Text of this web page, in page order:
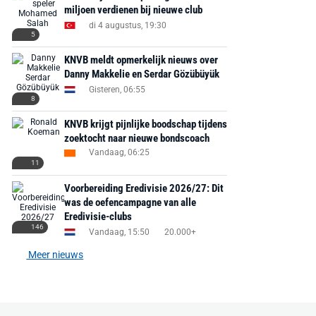
5
miljoen verdienen bij nieuwe club
di 4 augustus, 19:30
8
KNVB meldt opmerkelijk nieuws over
Danny Makkelie en Serdar Gözübüyük
Gisteren, 06:55
11
KNVB krijgt pijnlijke boodschap tijdens
zoektocht naar nieuwe bondscoach
Vandaag, 06:25
146
Voorbereiding Eredivisie 2026/27: Dit
was de oefencampagne van alle
Eredivisie-clubs
Vandaag, 15:50 20.000+
Meer nieuws